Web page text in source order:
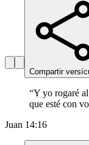
Compartir
“Y yo rogaré
que esté con
Juan 14:16